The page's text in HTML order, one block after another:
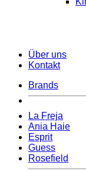
Über uns
Kontakt
Brands
La Freja
Ania Haie
Esprit
Guess
Rosefield